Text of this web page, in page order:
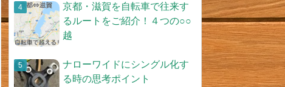
京都・滋賀を自転車で往来す
るルートをご紹介！４つの○○
越
ナローワイドにシングル化す
る時の思考ポイント